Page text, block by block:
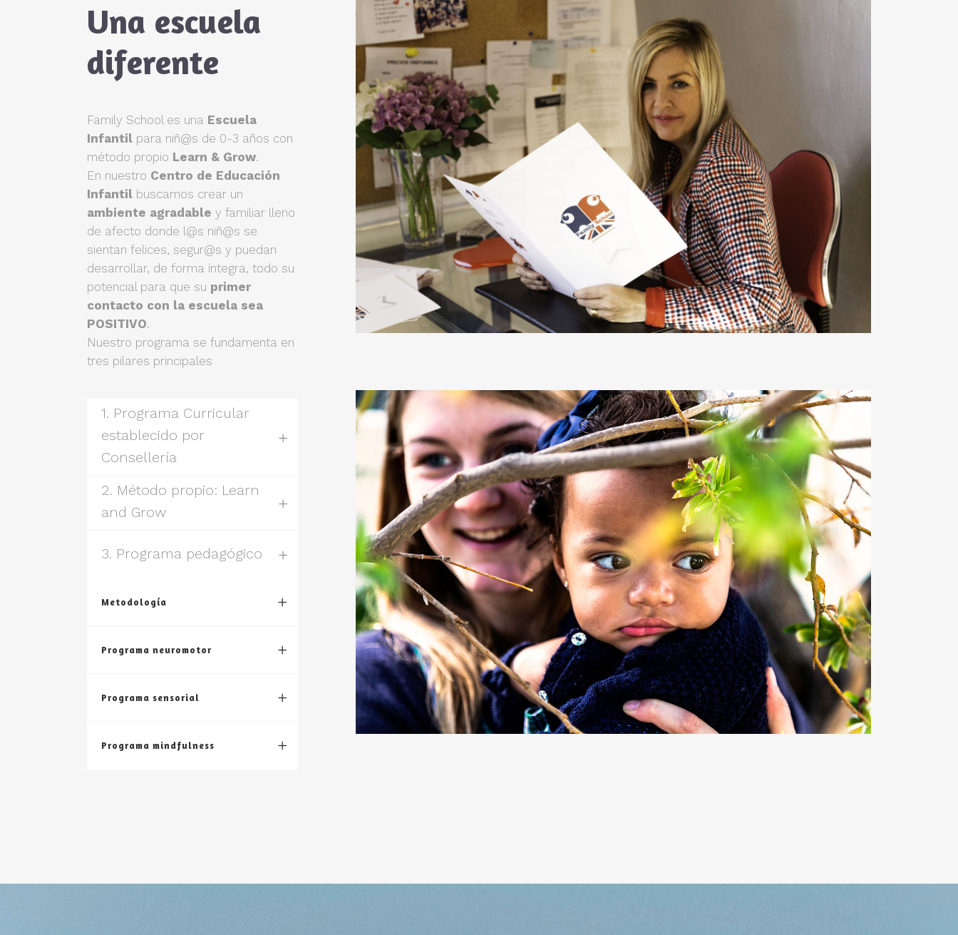
Una escuela
diferente
Family School es una Escuela
Infantil para niñ@s de 0-3 años con
método propio Learn & Grow.
En nuestro Centro de Educación
Infantil buscamos crear un
ambiente agradable y familiar lleno
de afecto donde l@s niñ@s se
sientan felices, segur@s y puedan
desarrollar, de forma íntegra, todo su
potencial para que su primer
contacto con la escuela sea
POSITIVO.
Nuestro programa se fundamenta en
tres pilares principales
1. Programa Curricular
establecido por
Consellería
2. Método propio: Learn
and Grow
3. Programa pedagógico
Metodología
Programa neuromotor
Programa sensorial
Programa mindfulness